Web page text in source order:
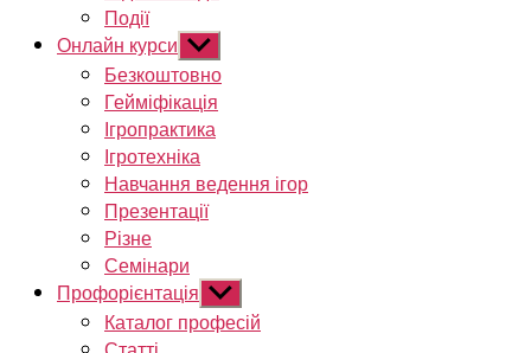
Події
Онлайн курси Показати
підменю
Безкоштовно
Гейміфікація
Ігропрактика
Ігротехніка
Навчання ведення ігор
Презентації
Різне
Семінари
Профорієнтація Показати
підменю
Каталог професій